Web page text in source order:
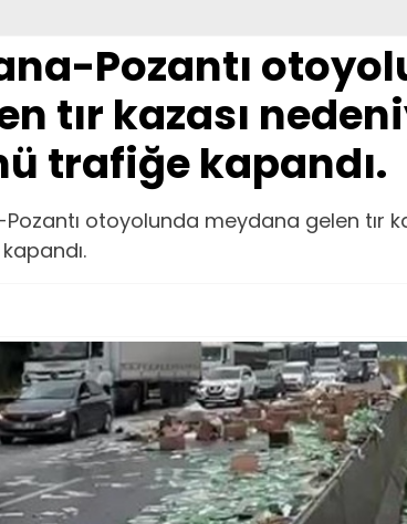
Pozantı
tır kazası
trafiğe kapandı.
otoyolunda meydana gelen tır